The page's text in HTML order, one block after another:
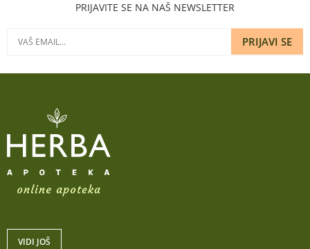
PRIJAVITE SE NA NAŠ NEWSLETTER
PRIJAVI SE
VIDI JOŠ